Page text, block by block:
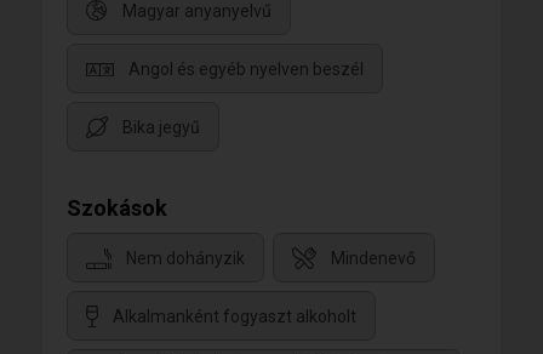
Magyar anyanyelvű
Angol és egyéb nyelven beszél
Bika jegyű
Szokások
Nem dohányzik Mindenevő
Alkalmanként fogyaszt alkoholt